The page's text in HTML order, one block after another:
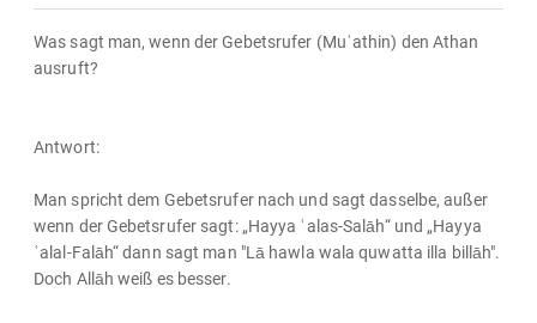
Was sagt man, wenn der Gebetsrufer (Muʾathin) den Athan
ausruft?
Antwort:
Man spricht dem Gebetsrufer nach und sagt dasselbe, außer
wenn der Gebetsrufer sagt: „Hayya ʿalas-Salāh“ und „Hayya
ʿalal-Falāh“ dann sagt man "Lā hawla wala quwatta illa billāh".
Doch Allāh weiß es besser.